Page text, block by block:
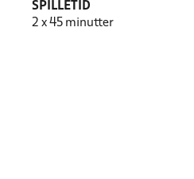
SPILLETID
2 x 45 minutter